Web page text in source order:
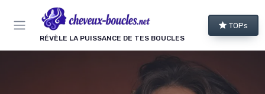
RÉVÈLE LA PUISSANCE DE TES BOUCLES
TOPs
Panneau de gestion des cookies